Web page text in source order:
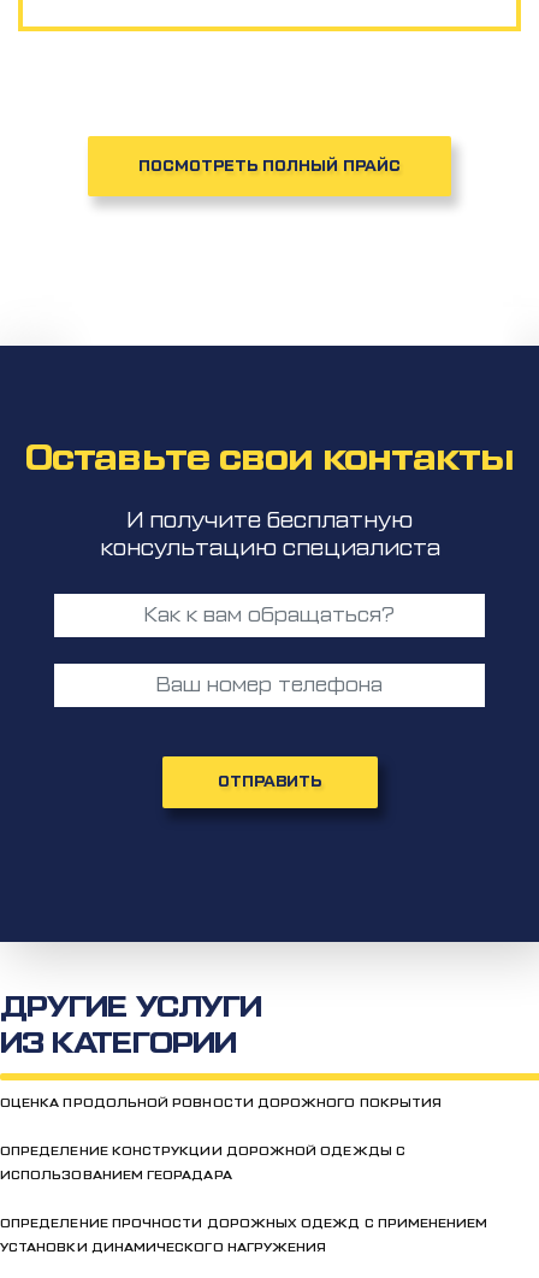
ПОСМОТРЕТЬ ПОЛНЫЙ ПРАЙС
Оставьте свои контакты
И получите бесплатную
консультацию специалиста
ОТПРАВИТЬ
ДРУГИЕ УСЛУГИ
ИЗ КАТЕГОРИИ
ОЦЕНКА ПРОДОЛЬНОЙ РОВНОСТИ ДОРОЖНОГО ПОКРЫТИЯ
ОПРЕДЕЛЕНИЕ КОНСТРУКЦИИ ДОРОЖНОЙ ОДЕЖДЫ С
ИСПОЛЬЗОВАНИЕМ ГЕОРАДАРА
ОПРЕДЕЛЕНИЕ ПРОЧНОСТИ ДОРОЖНЫХ ОДЕЖД С ПРИМЕНЕНИЕМ
УСТАНОВКИ ДИНАМИЧЕСКОГО НАГРУЖЕНИЯ